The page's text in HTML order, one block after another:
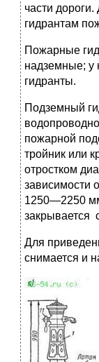
части
гидрантам
Пожарные
надземные; у
гидранты.
Подземный
пожарной
тройник или
отростком
зависимости
1250—2250
Для
снимается и